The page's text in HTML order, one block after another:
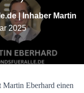
N
H
L
| Inhaber Martin
2025
Martin Eberhard einen